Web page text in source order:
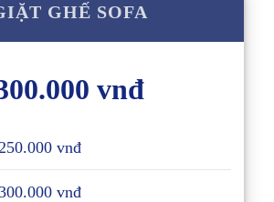
GHẾ SOFA
vnđ
vnđ
vnđ